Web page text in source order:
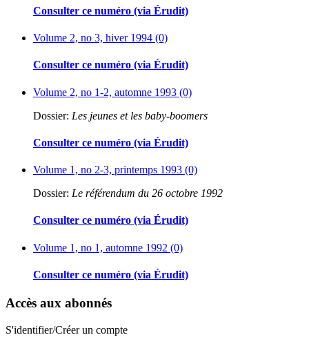
Consulter ce numéro (via Érudit)
Volume 2, no 3, hiver 1994 (0)
Consulter ce numéro (via Érudit)
Volume 2, no 1-2, automne 1993 (0)
Dossier: Les jeunes et les baby-boomers
Consulter ce numéro (via Érudit)
Volume 1, no 2-3, printemps 1993 (0)
Dossier: Le référendum du 26 octobre 1992
Consulter ce numéro (via Érudit)
Volume 1, no 1, automne 1992 (0)
Consulter ce numéro (via Érudit)
Accès aux abonnés
S'identifier/Créer un compte